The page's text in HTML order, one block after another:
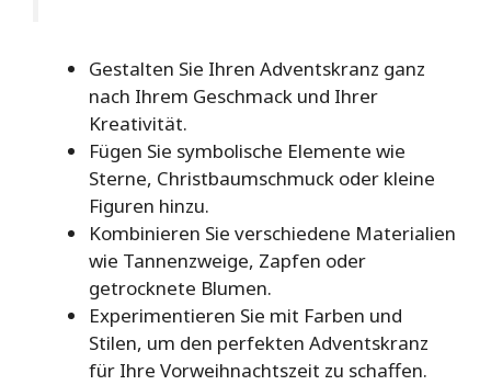
Gestalten Sie Ihren Adventskranz ganz
nach Ihrem Geschmack und Ihrer
Kreativität.
Fügen Sie symbolische Elemente wie
Sterne, Christbaumschmuck oder kleine
Figuren hinzu.
Kombinieren Sie verschiedene Materialien
wie Tannenzweige, Zapfen oder
getrocknete Blumen.
Experimentieren Sie mit Farben und
Stilen, um den perfekten Adventskranz
für Ihre Vorweihnachtszeit zu schaffen.